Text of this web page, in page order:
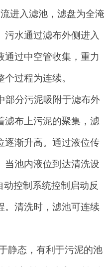
进入滤池，滤盘为全淹
水通过滤布外侧进入
通过中空管收集，重力
过程为连续。
部分污泥吸附于滤布外
滤布上污泥的聚集，滤
逐渐升高。通过液位传
当池内液位到达清洗设
控制系统控制启动反
。清洗时，滤池可连续
静态，有利于污泥的池